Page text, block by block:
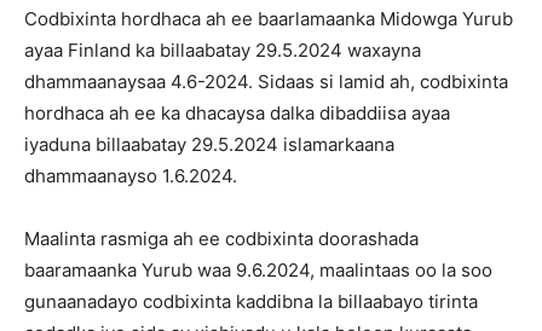
Codbixinta hordhaca ah ee baarlamaanka Midowga Yurub
ayaa Finland ka billaabatay 29.5.2024 waxayna
dhammaanaysaa 4.6-2024. Sidaas si lamid ah, codbixinta
hordhaca ah ee ka dhacaysa dalka dibaddiisa ayaa
iyaduna billaabatay 29.5.2024 islamarkaana
dhammaanayso 1.6.2024.
Maalinta rasmiga ah ee codbixinta doorashada
baaramaanka Yurub waa 9.6.2024, maalintaas oo la soo
gunaanadayo codbixinta kaddibna la billaabayo tirinta